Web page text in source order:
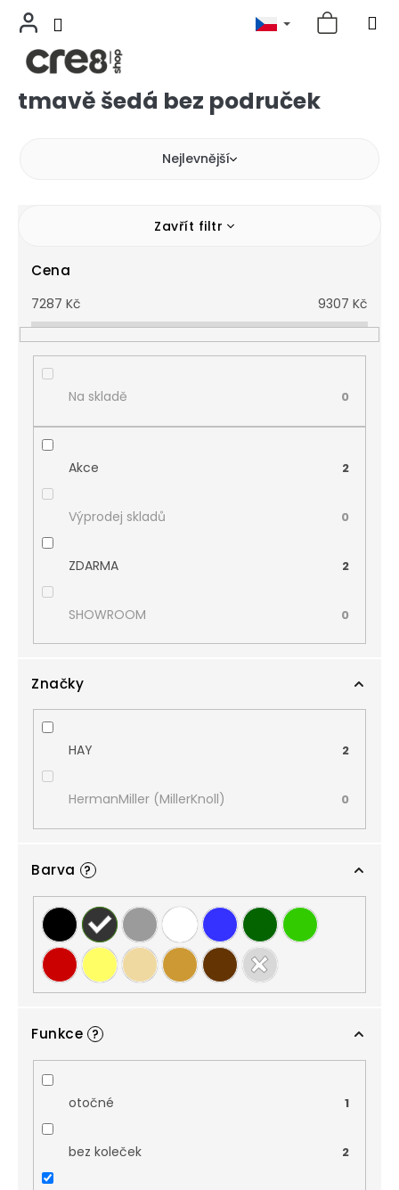
Přejíttmavě šedá bez područek
Nejlevnější
Zavřít filtr
Cena
7287 Kč 9307 Kč
Na skladě 0
Akce 2
Výprodej skladů 0
ZDARMA 2
SHOWROOM 0
Značky
HAY 2
HermanMiller (MillerKnoll) 0
Barva ?
Funkce ?
otočné 1
bez koleček 2